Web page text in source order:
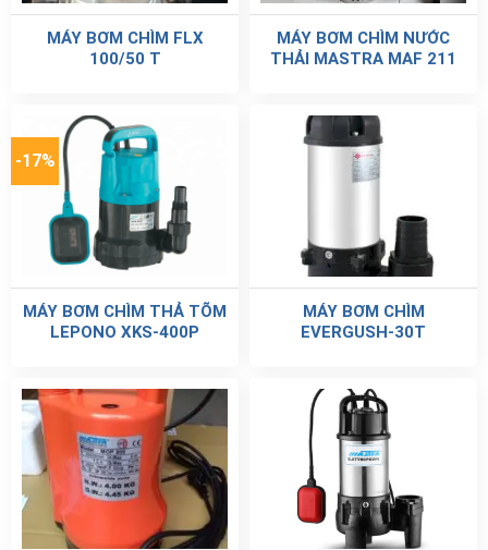
MÁY BƠM CHÌM FLX
100/50 T
MÁY BƠM CHÌM NƯỚC
THẢI MASTRA MAF 211
-17%
MÁY BƠM CHÌM THẢ TÕM
LEPONO XKS-400P
MÁY BƠM CHÌM
EVERGUSH-30T